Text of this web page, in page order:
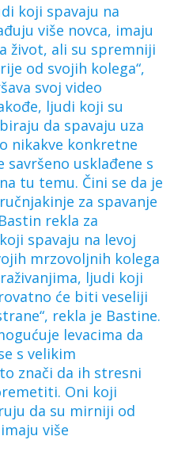
koji spavaju na
više novca, imaju
život, ali su spremniji
od svojih kolega“,
svoj video
ljudi koji su
da spavaju uza
nikakve konkretne
savršeno usklađene s
tu temu. Čini se da je
za spavanje
rekla za
spavaju na levoj
mrzovoljnih kolega
ljudi koji
će biti veseliji
rekla je Bastine.
levacima da
s velikim
znači da ih stresni
Oni koji
da su mirniji od
više